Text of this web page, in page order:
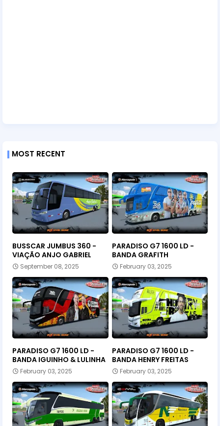
MOST RECENT
BUSSCAR JUMBUS 360 -
VIAÇÃO ANJO GABRIEL
September 08, 2025
PARADISO G7 1600 LD -
BANDA GRAFITH
February 03, 2025
PARADISO G7 1600 LD -
BANDA IGUINHO & LULINHA
February 03, 2025
PARADISO G7 1600 LD -
BANDA HENRY FREITAS
February 03, 2025